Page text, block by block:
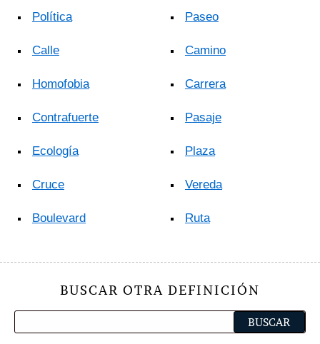
Política
Calle
Homofobia
Contrafuerte
Ecología
Cruce
Boulevard
Paseo
Camino
Carrera
Pasaje
Plaza
Vereda
Ruta
BUSCAR OTRA DEFINICIÓN